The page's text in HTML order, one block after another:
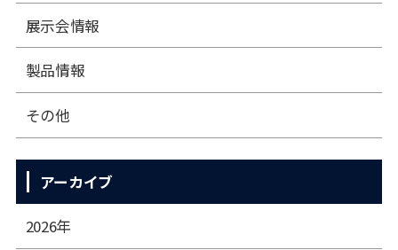
展⽰会情報
製品情報
その他
アーカイブ
2026年